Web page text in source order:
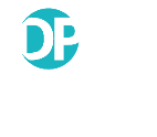
Skip